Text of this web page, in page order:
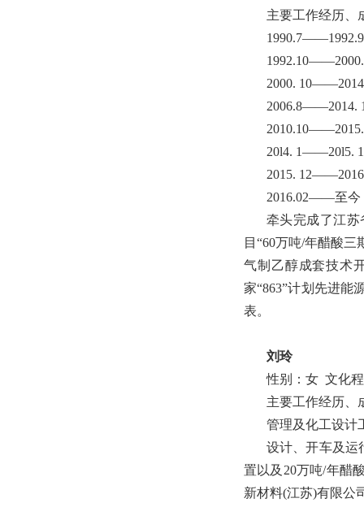
主要工作经历、
2000.
2006.8――2014.
20l4. 1――20l5.
2015.
2016.02――至今
牵头完成了江
目“60万吨/年醋酸
气制乙醇成套技术
家“863”计划先进能
表。
刘玲
性别：女 文化
主要工作经历、
管理及化工设计
设计、开车及运
置以及20万吨/年醋
新材料(江苏)有限公